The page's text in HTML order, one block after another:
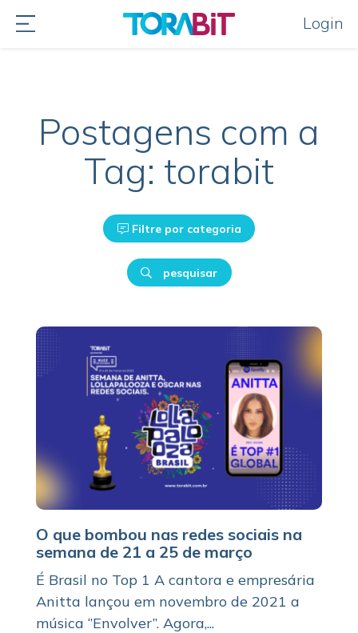
Login
Postagens com a
Tag: torabit
Filtre por categoria
pesquisar
O que bombou nas redes sociais na
semana de 21 a 25 de março
É Brasil no Top 1 A cantora e empresária
Anitta lançou em novembro de 2021 a
música ‘’Envolver’’. Agora,...